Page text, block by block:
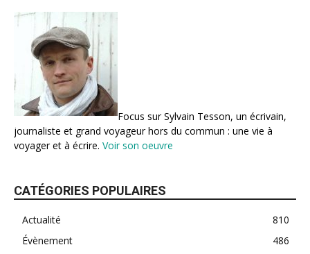
Focus sur Sylvain Tesson, un écrivain,
journaliste et grand voyageur hors du commun : une vie à
voyager et à écrire. Voir son oeuvre
CATÉGORIES POPULAIRES
Actualité
810
Évènement
486